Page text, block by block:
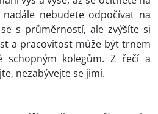
nebudete odpočívat na
s průměrností, ale zvýšíte si
a pracovitost může být trnem
schopným kolegům. Z řečí a
nezabývejte se jimi.